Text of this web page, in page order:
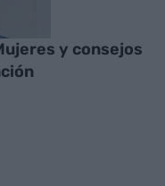
y consejos